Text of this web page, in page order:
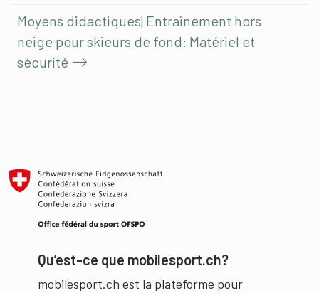
Moyens didactiques| Entraînement hors
neige pour skieurs de fond: Matériel et
sécurité
Qu’est-ce que mobilesport.ch?
mobilesport.ch est la plateforme pour